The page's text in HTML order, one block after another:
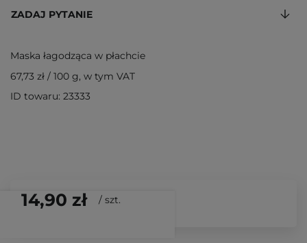
14,90 zł / szt.
ZADAJ PYTANIE
Maska łagodząca w płachcie
67,73 zł / 100 g, w tym VAT
ID towaru: 23333